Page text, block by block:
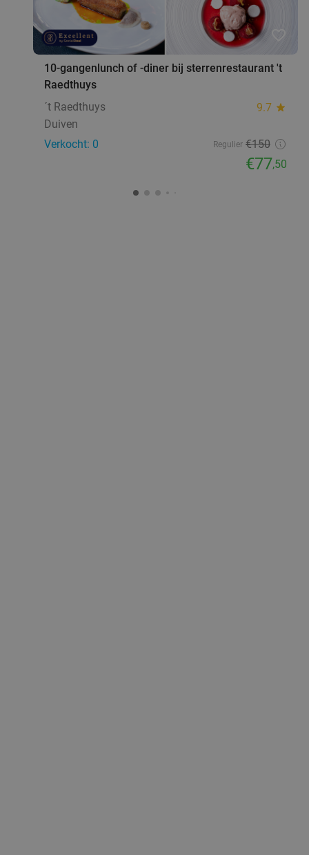
favorite_border
10-gangenlunch of -diner bij sterrenrestaurant 't
Raedthuys
´t Raedthuys
9.7 star
Duiven
Verkocht: 0
Regulier €150
€77,50